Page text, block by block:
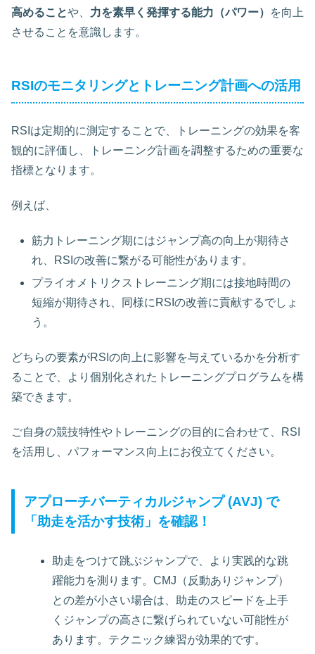
高めることや、 力を素早く発揮する能力（パワー）
を向上
させることを意識します。
RSIのモニタリングとトレーニング計画への活用
RSIは定期的に測定することで、トレーニングの効果を客
観的に評価し、トレーニング計画を調整するための重要な
指標となります。
例えば、
筋力トレーニング期にはジャンプ高の向上が期待さ
れ、RSIの改善に繋がる可能性があります。
プライオメトリクストレーニング期には接地時間の
短縮が期待され、同様にRSIの改善に貢献するでしょ
う。
どちらの要素がRSIの向上に影響を与えているかを分析す
ることで、より個別化されたトレーニングプログラムを構
築できます。
ご自身の競技特性やトレーニングの目的に合わせて、RSI
を活用し、パフォーマンス向上にお役立てください。
アプローチバーティカルジャンプ (AVJ) で
「助走を活かす技術」を確認！
助走をつけて跳ぶジャンプで、より実践的な跳
躍能力を測ります。CMJ（反動ありジャンプ）
との差が小さい場合は、助走のスピードを上手
くジャンプの高さに繋げられていない可能性が
あります。テクニック練習が効果的です。